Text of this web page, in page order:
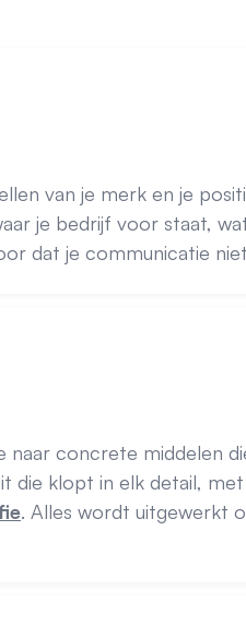
van je merk en je
je bedrijf voor staat,
dat je communicatie
naar concrete middelen
die klopt in elk detail,
. Alles wordt uitgewerkt